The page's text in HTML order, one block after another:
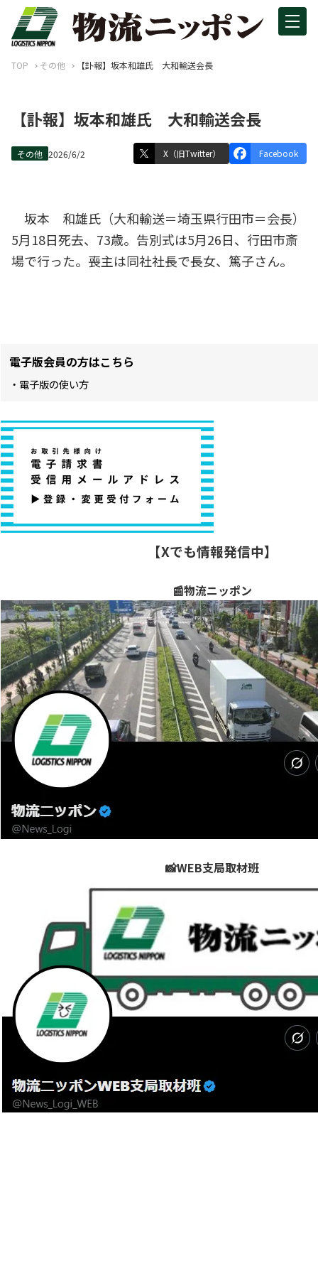
TOP その他 【訃報】坂本和雄氏 大和輸送会長
【訃報】坂本和雄氏 大和輸送会長
その他 2026/6/2 X（旧Twitter） Facebook
坂本 和雄氏（大和輸送＝埼玉県行田市＝会長）
5月18日死去、73歳。告別式は5月26日、行田市斎
場で行った。喪主は同社社長で長女、篤子さん。
電子版会員の方はこちら
・電子版の使い方
【Xでも情報発信中】
📰物流ニッポン
📸WEB支局取材班